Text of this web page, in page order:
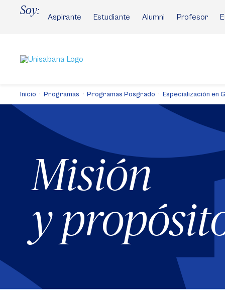
Soy:
Aspirante Estudiante Alumni Profesor
Inicio Programas Programas Posgrado Especialización en
Misión
y